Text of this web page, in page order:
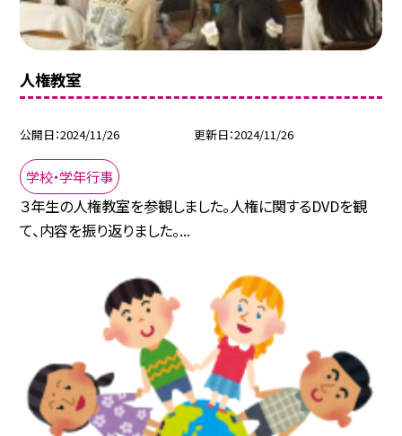
人権教室
公開日 2024/11/26 更新日 2024/11/26
学校・学年行事
３年生の人権教室を参観しました。人権に関するDVDを観
て、内容を振り返りました。...